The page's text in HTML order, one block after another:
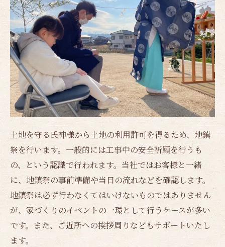
土地を守る氏神様から土地の利用許可を得るため、地鎮
祭を行います。一般的には工事中の安全祈願を行うも
の、という認識で行われます。当社ではお客様と一緒
に、地鎮祭の事前準備や当日の流れなどを確認します。
地鎮祭は必ず行わなくてはいけないものではありません
が、家づくりのイベントの一環として行うケースが多い
です。また、ご近所への挨拶周りなどもサポートいたし
ます。